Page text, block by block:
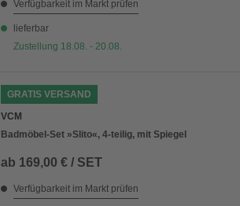
Verfügbarkeit im Markt prüfen
lieferbar
Zustellung 18.08. - 20.08.
GRATIS VERSAND
VCM
Badmöbel-Set »Slito«, 4-teilig, mit Spiegel
ab 169,00 € / SET
Verfügbarkeit im Markt prüfen